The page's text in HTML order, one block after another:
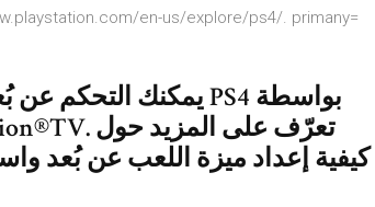
كيفية إعداد ميزة اللعب عن بُعد